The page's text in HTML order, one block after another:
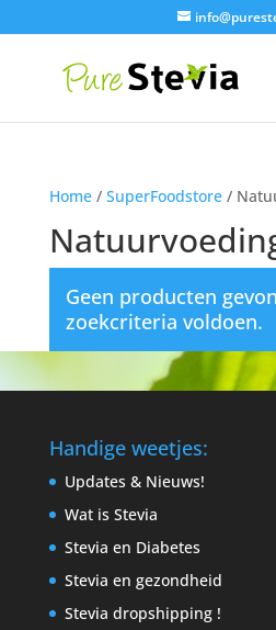
Home/ SuperFoodstore/
Geen producten
zoekcriteria voldoen.
Handige weetjes:
Updates & Nieuws!
Wat is Stevia
Stevia en Diabetes
Stevia en gezondheid
Stevia dropshipping !